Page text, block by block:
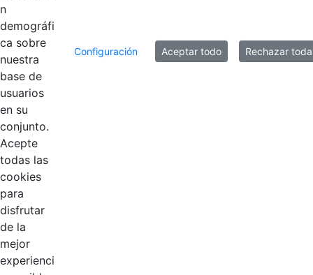
n
demográfi
ca sobre
nuestra
base de
usuarios
en su
conjunto.
Acepte
todas las
cookies
para
disfrutar
de la
mejor
experienci
Configuración Aceptar todo Rechazar